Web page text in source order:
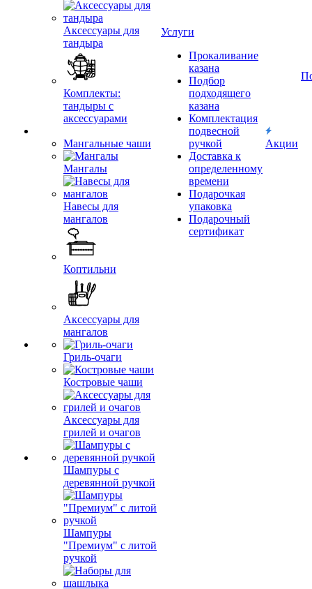
Аксессуары для
тандыра
Комплекты:
тандыры с
аксессуарами
Мангальные чаши
Мангалы
Навесы для
мангалов
Коптильни
Аксессуары для
мангалов
Гриль-очаги
Костровые чаши
Аксессуары для
грилей и очагов
Шампуры с
деревянной ручкой
Шампуры
"Премиум" с литой
ручкой
Услуги
Прокаливание
казана
Подбор
подходящего
казана
Комплектация
подвесной
ручкой
Доставка к
определенному
времени
Подарочкая
упаковка
Подарочный
сертификат
Акции